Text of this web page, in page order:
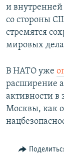
и внутренней
со стороны
стремятся
мировых
В НАТО уже
расширение
активности в
Москвы, как